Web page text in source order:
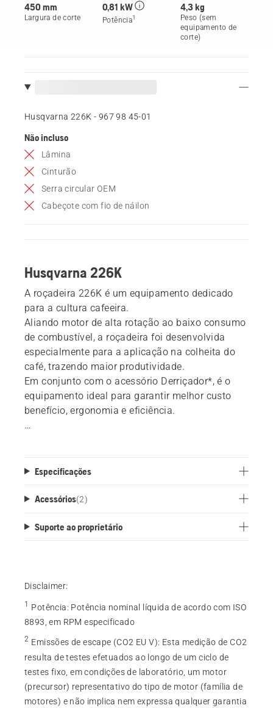
450 mm
Largura de corte
0,81 kW
Potência1
4,3 kg
Peso (sem
equipamento de
corte)
Husqvarna 226K - 967 98 45‑01
Não incluso
Lâmina
Cinturão
Serra circular OEM
Cabeçote com fio de náilon
Husqvarna 226K
A roçadeira 226K é um equipamento dedicado
para a cultura cafeeira.
Aliando motor de alta rotação ao baixo consumo
de combustível, a roçadeira foi desenvolvida
especialmente para a aplicação na colheita do
café, trazendo maior produtividade.
Em conjunto com o acessório Derriçador*, é o
equipamento ideal para garantir melhor custo
benefício, ergonomia e eficiência.
Especificações
Acessórios(2)
Suporte ao proprietário
Disclaimer:
1 Potência: Potência nominal líquida de acordo com ISO
8893, em RPM especificado
2 Emissões de escape (CO2 EU V): Esta medição de CO2
resulta de testes efetuados ao longo de um ciclo de
testes fixo, em condições de laboratório, um motor
(precursor) representativo do tipo de motor (família de
motores) e não implica nem expressa qualquer garantia